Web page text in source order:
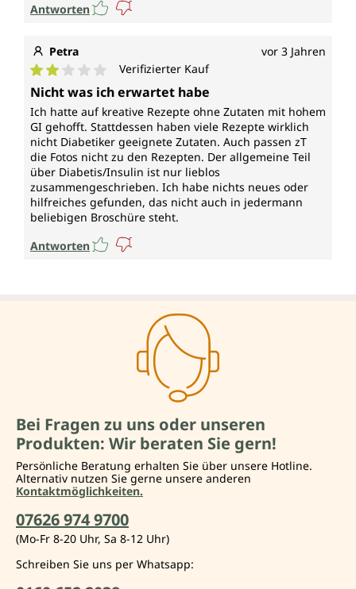
Antworten
Petra vor 3 Jahren
Durchschnittliche Bewertung von 2 von 5 Sternen
Verifizierter Kauf
Nicht was ich erwartet habe
Ich hatte auf kreative Rezepte ohne Zutaten mit hohem
GI gehofft. Stattdessen haben viele Rezepte wirklich
nicht Diabetiker geeignete Zutaten. Auch passen zT
die Fotos nicht zu den Rezepten. Der allgemeine Teil
über Diabetis/Insulin ist nur lieblos
zusammengeschrieben. Ich habe nichts neues oder
hilfreiches gefunden, das nicht auch in jedermann
beliebigen Broschüre steht.
Antworten
Bei Fragen zu uns oder unseren
Produkten: Wir beraten Sie gern!
Persönliche Beratung erhalten Sie über unsere Hotline.
Alternativ nutzen Sie gerne unsere anderen
Kontaktmöglichkeiten.
07626 974 9700
(Mo-Fr 8-20 Uhr, Sa 8-12 Uhr)
Schreiben Sie uns per Whatsapp: